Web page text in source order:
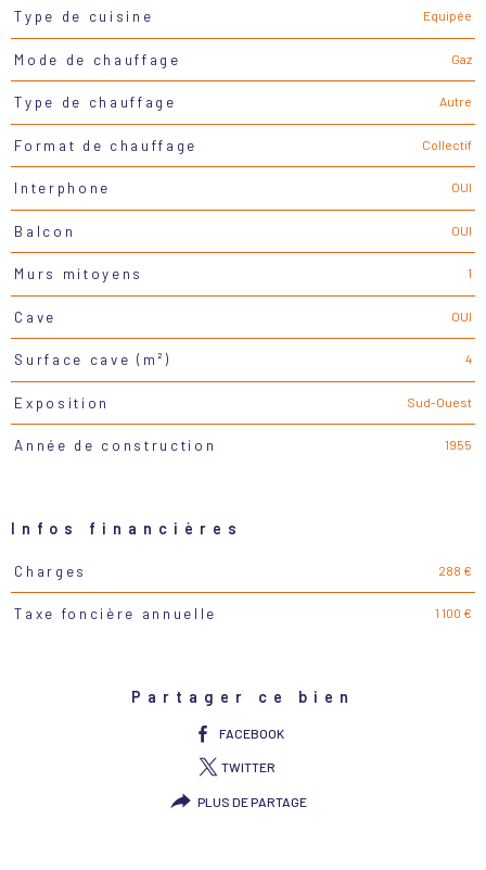
Type de cuisine Equipée
Mode de chauffage Gaz
Type de chauffage Autre
Format de chauffage Collectif
Interphone OUI
Balcon OUI
Murs mitoyens 1
Cave OUI
Surface cave (m²) 4
Exposition Sud-Ouest
Année de construction 1955
Infos financières
Caractéristiques
Charges 288 €
Taxe foncière annuelle 1 100 €
Partager ce bien
FACEBOOK
TWITTER
PLUS DE PARTAGE